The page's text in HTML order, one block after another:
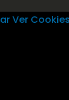
Ver Cookies